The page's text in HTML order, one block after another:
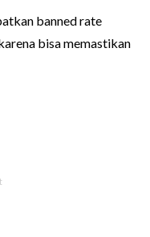
banned rate
bisa memastikan